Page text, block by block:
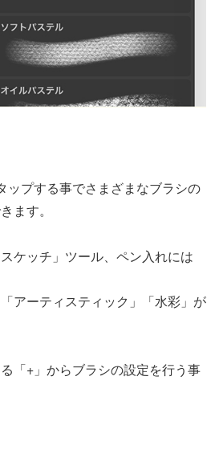
ップする事でさまざまなブラシの
ます。
ケッチ」ツール、ペン入れには
アーティスティック」「水彩」が
「+」からブラシの設定を行う事